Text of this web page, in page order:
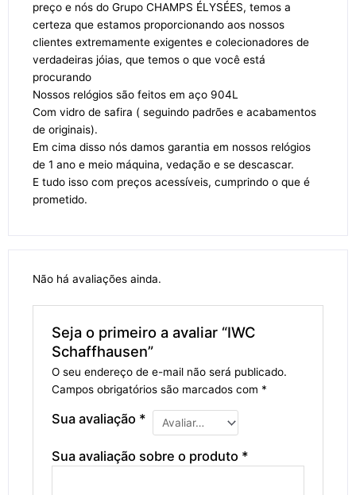
preço e nós do Grupo CHAMPS ÉLYSÉES, temos a
certeza que estamos proporcionando aos nossos
clientes extremamente exigentes e colecionadores de
verdadeiras jóias, que temos o que você está
procurando
Nossos relógios são feitos em aço 904L
Com vidro de safira ( seguindo padrões e acabamentos
de originais).
Em cima disso nós damos garantia em nossos relógios
de 1 ano e meio máquina, vedação e se descascar.
E tudo isso com preços acessíveis, cumprindo o que é
prometido.
Não há avaliações ainda.
Seja o primeiro a avaliar “IWC
Schaffhausen”
O seu endereço de e-mail não será publicado.
Campos obrigatórios são marcados com *
Sua avaliação *
Sua avaliação sobre o produto *